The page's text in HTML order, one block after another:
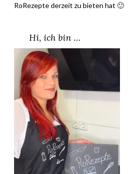
RoRezepte derzeit zu bieten hat 🙂
Hi, ich bin …